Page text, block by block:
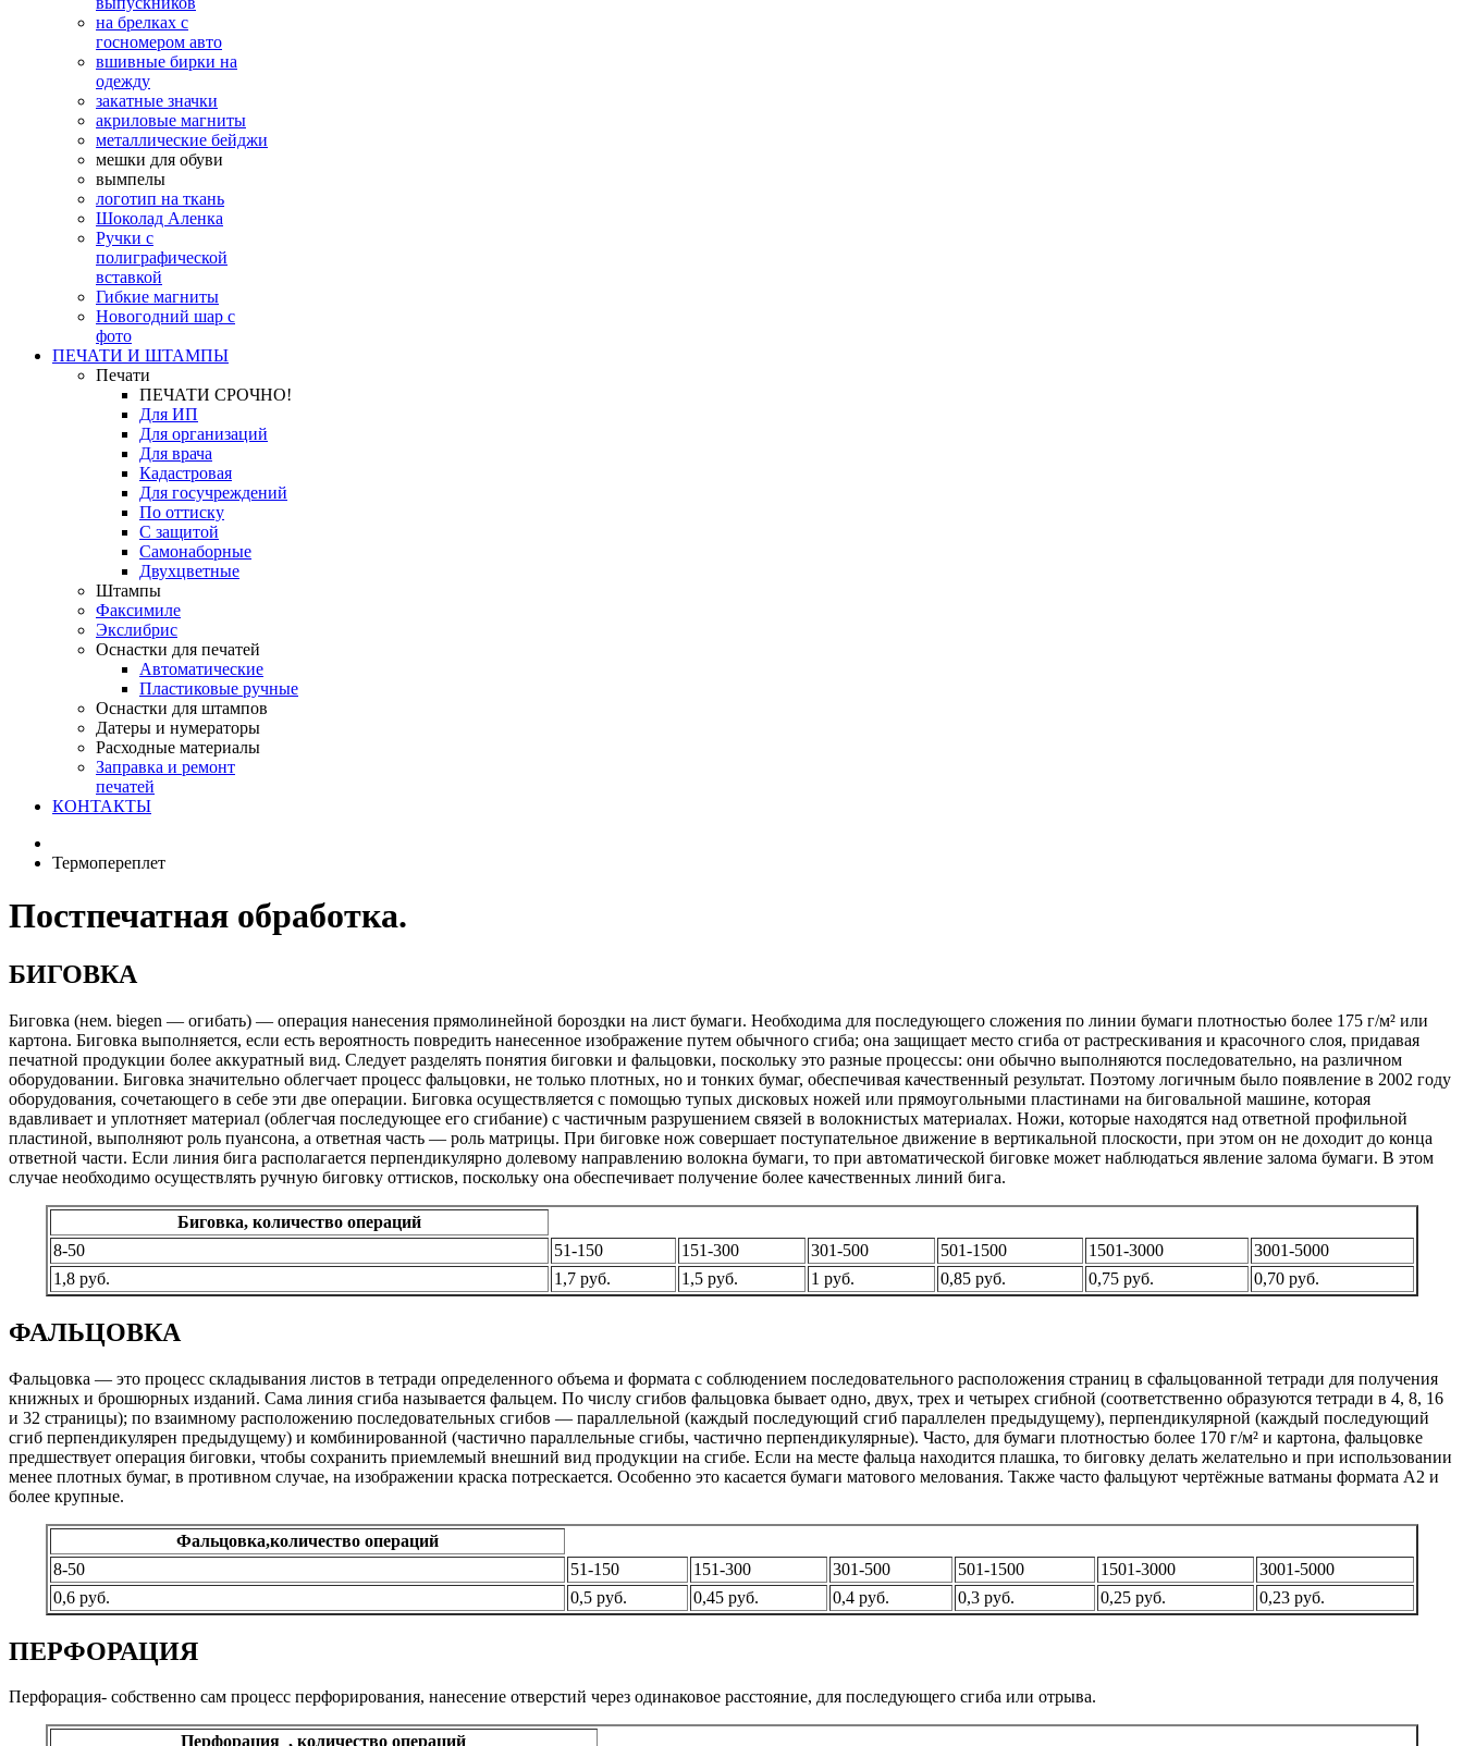
на брелках с
госномером авто
вшивные бирки на
одежду
закатные значки
акриловые магниты
металлические бейджи
мешки для обуви
вымпелы
логотип на ткань
Шоколад Аленка
Ручки с
полиграфической
вставкой
Гибкие магниты
Новогодний шар с
фото
ПЕЧАТИ И ШТАМПЫ
Печати
ПЕЧАТИ СРОЧНО!
Для ИП
Для организаций
Для врача
Кадастровая
Для госучреждений
По оттиску
С защитой
Самонаборные
Двухцветные
Штампы
Факсимиле
Экслибрис
Оснастки для печатей
Автоматические
Пластиковые ручные
Оснастки для штампов
Датеры и нумераторы
Расходные материалы
Заправка и ремонт
печатей
КОНТАКТЫ
Термопереплет
Постпечатная обработка.
БИГОВКА
Биговка (нем. biegen — огибать) — операция нанесения прямолинейной бороздки на лист бумаги. Необходима для последующего сложения по линии бумаги плотностью более 175 г/м² или
картона. Биговка выполняется, если есть вероятность повредить нанесенное изображение путем обычного сгиба; она защищает место сгиба от растрескивания и красочного слоя, придавая
печатной продукции более аккуратный вид. Следует разделять понятия биговки и фальцовки, поскольку это разные процессы: они обычно выполняются последовательно, на различном
оборудовании. Биговка значительно облегчает процесс фальцовки, не только плотных, но и тонких бумаг, обеспечивая качественный результат. Поэтому логичным было появление в 2002 году
оборудования, сочетающего в себе эти две операции. Биговка осуществляется с помощью тупых дисковых ножей или прямоугольными пластинами на биговальной машине, которая
вдавливает и уплотняет материал (облегчая последующее его сгибание) с частичным разрушением связей в волокнистых материалах. Ножи, которые находятся над ответной профильной
пластиной, выполняют роль пуансона, а ответная часть — роль матрицы. При биговке нож совершает поступательное движение в вертикальной плоскости, при этом он не доходит до конца
ответной части. Если линия бига располагается перпендикулярно долевому направлению волокна бумаги, то при автоматической биговке может наблюдаться явление залома бумаги. В этом
случае необходимо осуществлять ручную биговку оттисков, поскольку она обеспечивает получение более качественных линий бига.
Биговка, количество операций
8-50
51-150 151-300 301-500 501-1500 1501-3000
3001-5000
1,8 руб.
1,7 руб. 1,5 руб. 1 руб. 0,85 руб. 0,75 руб. 0,70 руб.
ФАЛЬЦОВКА
Фальцовка — это процесс складывания листов в тетради определенного объема и формата с соблюдением последовательного расположения страниц в сфальцованной тетради для получения
книжных и брошюрных изданий. Сама линия сгиба называется фальцем. По числу сгибов фальцовка бывает одно, двух, трех и четырех сгибной (соответственно образуются тетради в 4, 8, 16
и 32 страницы); по взаимному расположению последовательных сгибов — параллельной (каждый последующий сгиб параллелен предыдущему), перпендикулярной (каждый последующий
сгиб перпендикулярен предыдущему) и комбинированной (частично параллельные сгибы, частично перпендикулярные). Часто, для бумаги плотностью более 170 г/м² и картона, фальцовке
предшествует операция биговки, чтобы сохранить приемлемый внешний вид продукции на сгибе. Если на месте фальца находится плашка, то биговку делать желательно и при использовании
менее плотных бумаг, в противном случае, на изображении краска потрескается. Особенно это касается бумаги матового мелования. Также часто фальцуют чертёжные ватманы формата А2 и
более крупные.
Фальцовка,количество операций
8-50
51-150 151-300 301-500 501-1500 1501-3000
3001-5000
0,6 руб.
0,5 руб. 0,45 руб. 0,4 руб. 0,3 руб. 0,25 руб. 0,23 руб.
ПЕРФОРАЦИЯ
Перфорация- собственно сам процесс перфорирования, нанесение отверстий через одинаковое расстояние, для последующего сгиба или отрыва.
Перфорация , количество операций